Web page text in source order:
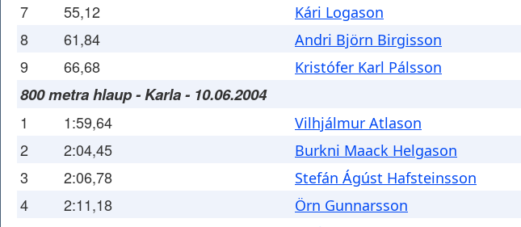
7
55,12 Kári Logason
8
61,84 Andri Björn Birgisson
9
66,68 Kristófer Karl Pálsson
800 metra hlaup - Karla - 10.06.2004
1 1:59,64 Vilhjálmur Atlason
2
2:04,45 Burkni Maack Helgason
3
2:06,78 Stefán Ágúst Hafsteinsson
4
2:11,18 Örn Gunnarsson